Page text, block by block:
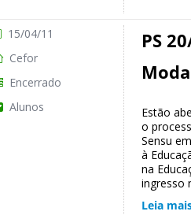
PS
Estão
o
Sensu
à
na
ingresso
Leia
15/04/11
Cefor
Encerrado
Alunos